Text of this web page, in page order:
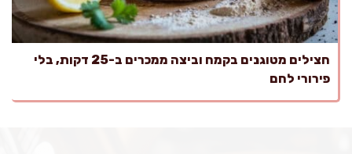
חצילים מטוגנים בקמח וביצה ממכרים ב-25 דקות, בלי
פירורי לחם